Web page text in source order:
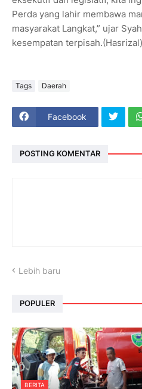
Perda yang lahir membawa
masyarakat Langkat,” ujar
kesempatan terpisah.(Hasrizal)
Tags Daerah
Facebook
POSTING KOMENTAR
Lebih baru
POPULER
BERITA